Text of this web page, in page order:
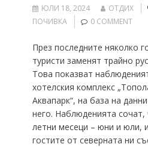
ЮЛИ 18, 2024 ОТДИХ
ПОЧИВКА
0 COMMENT
През последните няколко
туристи заменят трайно
Това показват
хотелския комплекс
Аквапарк“, на база на
него. Наблюденията сочат,
летни месеци – юни и юли,
гостите от северната ни